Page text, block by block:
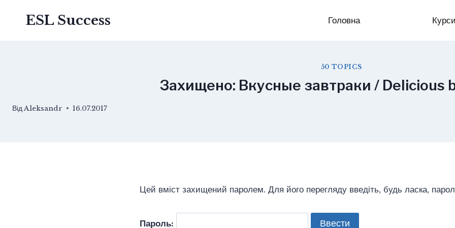
ESL Success Головна Курси
50 TOPICS
Захищено: Вкусные завтраки / Delicious
ВідAleksandr 16.07.2017
Цей вміст захищений паролем. Для його перегляду введіть, будь ласка,
Пароль: